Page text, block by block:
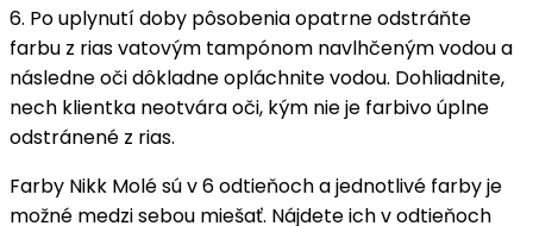
6. Po uplynutí doby pôsobenia opatrne odstráňte
farbu z rias vatovým tampónom navlhčeným vodou a
následne oči dôkladne opláchnite vodou. Dohliadnite,
nech klientka neotvára oči, kým nie je farbivo úplne
odstránené z rias.
Farby Nikk Molé sú v 6 odtieňoch a jednotlivé farby je
možné medzi sebou miešať. Nájdete ich v odtieňoch